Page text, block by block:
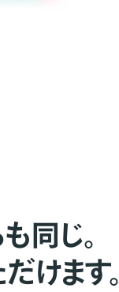
同じ。
けます。